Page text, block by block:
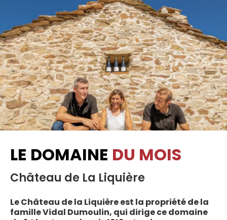
LE DOMAINE DU MOIS
Château de La Liquière
Le Château de la Liquière est la propriété de la
famille Vidal Dumoulin, qui dirige ce domaine